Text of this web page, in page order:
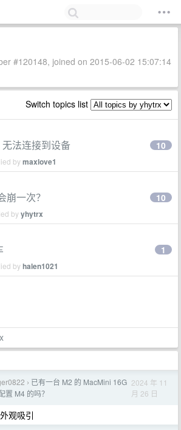
#120148, joined on 2015-06-02 15:07:14
Switch topics list
法连接到设备
bymaxlove1
10
崩一次？
byyhytrx
10
byhalen1021
1
› 已有一台 M2 的 MacMini 16G
置 M4 的吗？
2024 年 11
月 26 日
观吸引